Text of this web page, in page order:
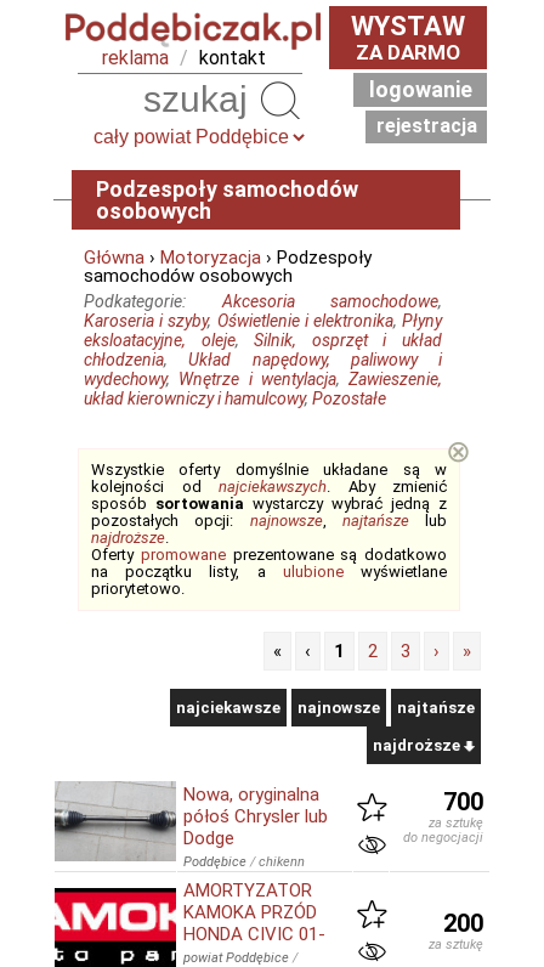
reklama / kontakt
WYSTAW
ZA DARMO
logowanie
rejestracja
Podzespoły samochodów
osobowych
Główna › Motoryzacja › Podzespoły
samochodów osobowych
Podkategorie: Akcesoria samochodowe,
Karoseria i szyby, Oświetlenie i elektronika,Płyny
eksloatacyjne, oleje,Silnik, osprzęt i układ
chłodzenia,Układ napędowy, paliwowy i
wydechowy, Wnętrze i wentylacja, Zawieszenie,
układ kierowniczy i hamulcowy, Pozostałe
Wszystkie oferty domyślnie układane są w
kolejności od najciekawszych. Aby zmienić
sposób sortowania wystarczy wybrać jedną z
pozostałych opcji: najnowsze, najtańszelub
najdroższe.
Oferty promowaneprezentowane są dodatkowo
na początku listy, a ulubionewyświetlane
priorytetowo.
⊗
« ‹ 1 2 3 › »
najciekawsze najnowsze najtańsze
najdroższe
Nowa, oryginalna
półoś Chrysler lub
Dodge
Poddębice /chikenn
700
za sztukę
do negocjacji
AMORTYZATOR
KAMOKA PRZÓD
HONDA CIVIC 01-
powiat Poddębice /
200
za sztukę